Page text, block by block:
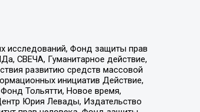
исследований, Фонд защиты прав
СВЕЧА, Гуманитарное действие,
развитию средств массовой
инициатив Действие,
Тольятти, Новое время,
Юрия Левады, Издательство